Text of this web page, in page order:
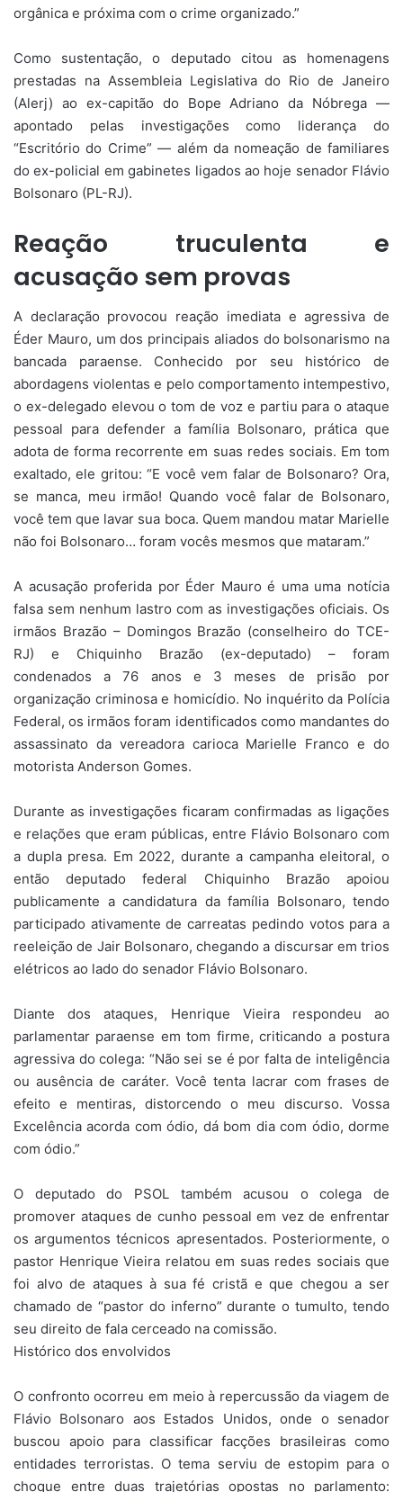
orgânica e próxima com o crime organizado.”
Como sustentação, o deputado citou as homenagens
prestadas na Assembleia Legislativa do Rio de Janeiro
(Alerj) ao ex-capitão do Bope Adriano da Nóbrega —
apontado pelas investigações como liderança do
“Escritório do Crime” — além da nomeação de familiares
do ex-policial em gabinetes ligados ao hoje senador Flávio
Bolsonaro (PL-RJ).
Reação truculenta e
acusação sem provas
A declaração provocou reação imediata e agressiva de
Éder Mauro, um dos principais aliados do bolsonarismo na
bancada paraense. Conhecido por seu histórico de
abordagens violentas e pelo comportamento intempestivo,
o ex-delegado elevou o tom de voz e partiu para o ataque
pessoal para defender a família Bolsonaro, prática que
adota de forma recorrente em suas redes sociais. Em tom
exaltado, ele gritou: “E você vem falar de Bolsonaro? Ora,
se manca, meu irmão! Quando você falar de Bolsonaro,
você tem que lavar sua boca. Quem mandou matar Marielle
não foi Bolsonaro… foram vocês mesmos que mataram.”
A acusação proferida por Éder Mauro é uma uma notícia
falsa sem nenhum lastro com as investigações oficiais. Os
irmãos Brazão – Domingos Brazão (conselheiro do TCE-
RJ) e Chiquinho Brazão (ex-deputado) – foram
condenados a 76 anos e 3 meses de prisão por
organização criminosa e homicídio. No inquérito da Polícia
Federal, os irmãos foram identificados como mandantes do
assassinato da vereadora carioca Marielle Franco e do
motorista Anderson Gomes.
Durante as investigações ficaram confirmadas as ligações
e relações que eram públicas, entre Flávio Bolsonaro com
a dupla presa. Em 2022, durante a campanha eleitoral, o
então deputado federal Chiquinho Brazão apoiou
publicamente a candidatura da família Bolsonaro, tendo
participado ativamente de carreatas pedindo votos para a
reeleição de Jair Bolsonaro, chegando a discursar em trios
elétricos ao lado do senador Flávio Bolsonaro.
Diante dos ataques, Henrique Vieira respondeu ao
parlamentar paraense em tom firme, criticando a postura
agressiva do colega: “Não sei se é por falta de inteligência
ou ausência de caráter. Você tenta lacrar com frases de
efeito e mentiras, distorcendo o meu discurso. Vossa
Excelência acorda com ódio, dá bom dia com ódio, dorme
com ódio.”
O deputado do PSOL também acusou o colega de
promover ataques de cunho pessoal em vez de enfrentar
os argumentos técnicos apresentados. Posteriormente, o
pastor Henrique Vieira relatou em suas redes sociais que
foi alvo de ataques à sua fé cristã e que chegou a ser
chamado de “pastor do inferno” durante o tumulto, tendo
seu direito de fala cerceado na comissão.
Histórico dos envolvidos
O confronto ocorreu em meio à repercussão da viagem de
Flávio Bolsonaro aos Estados Unidos, onde o senador
buscou apoio para classificar facções brasileiras como
entidades terroristas. O tema serviu de estopim para o
choque entre duas trajetórias opostas no parlamento: